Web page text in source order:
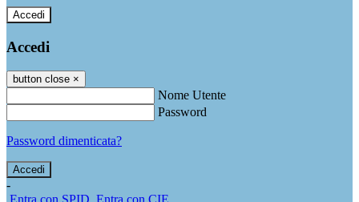
Accedi
Accedi
button close ×
Nome Utente
Password
Password dimenticata?
-